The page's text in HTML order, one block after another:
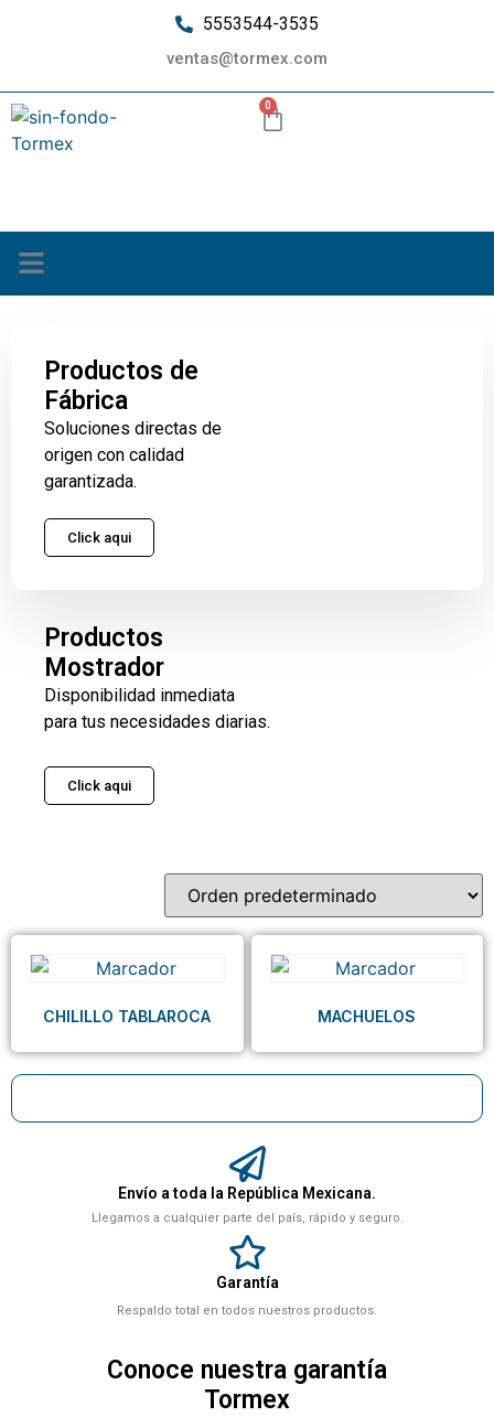
5553544-3535
ventas@tormex.com
0
Envío a toda la República Mexicana.
Llegamos a cualquier parte del país, rápido y seguro.
Garantía
Respaldo total en todos nuestros productos.
Conoce nuestra garantía
Tormex
Productos de
Fábrica
Soluciones directas de
origen con calidad
garantizada.
Click aqui
Productos
Mostrador
Disponibilidad inmediata
para tus necesidades diarias.
Click aqui
CHILILLO TABLAROCA MACHUELOS